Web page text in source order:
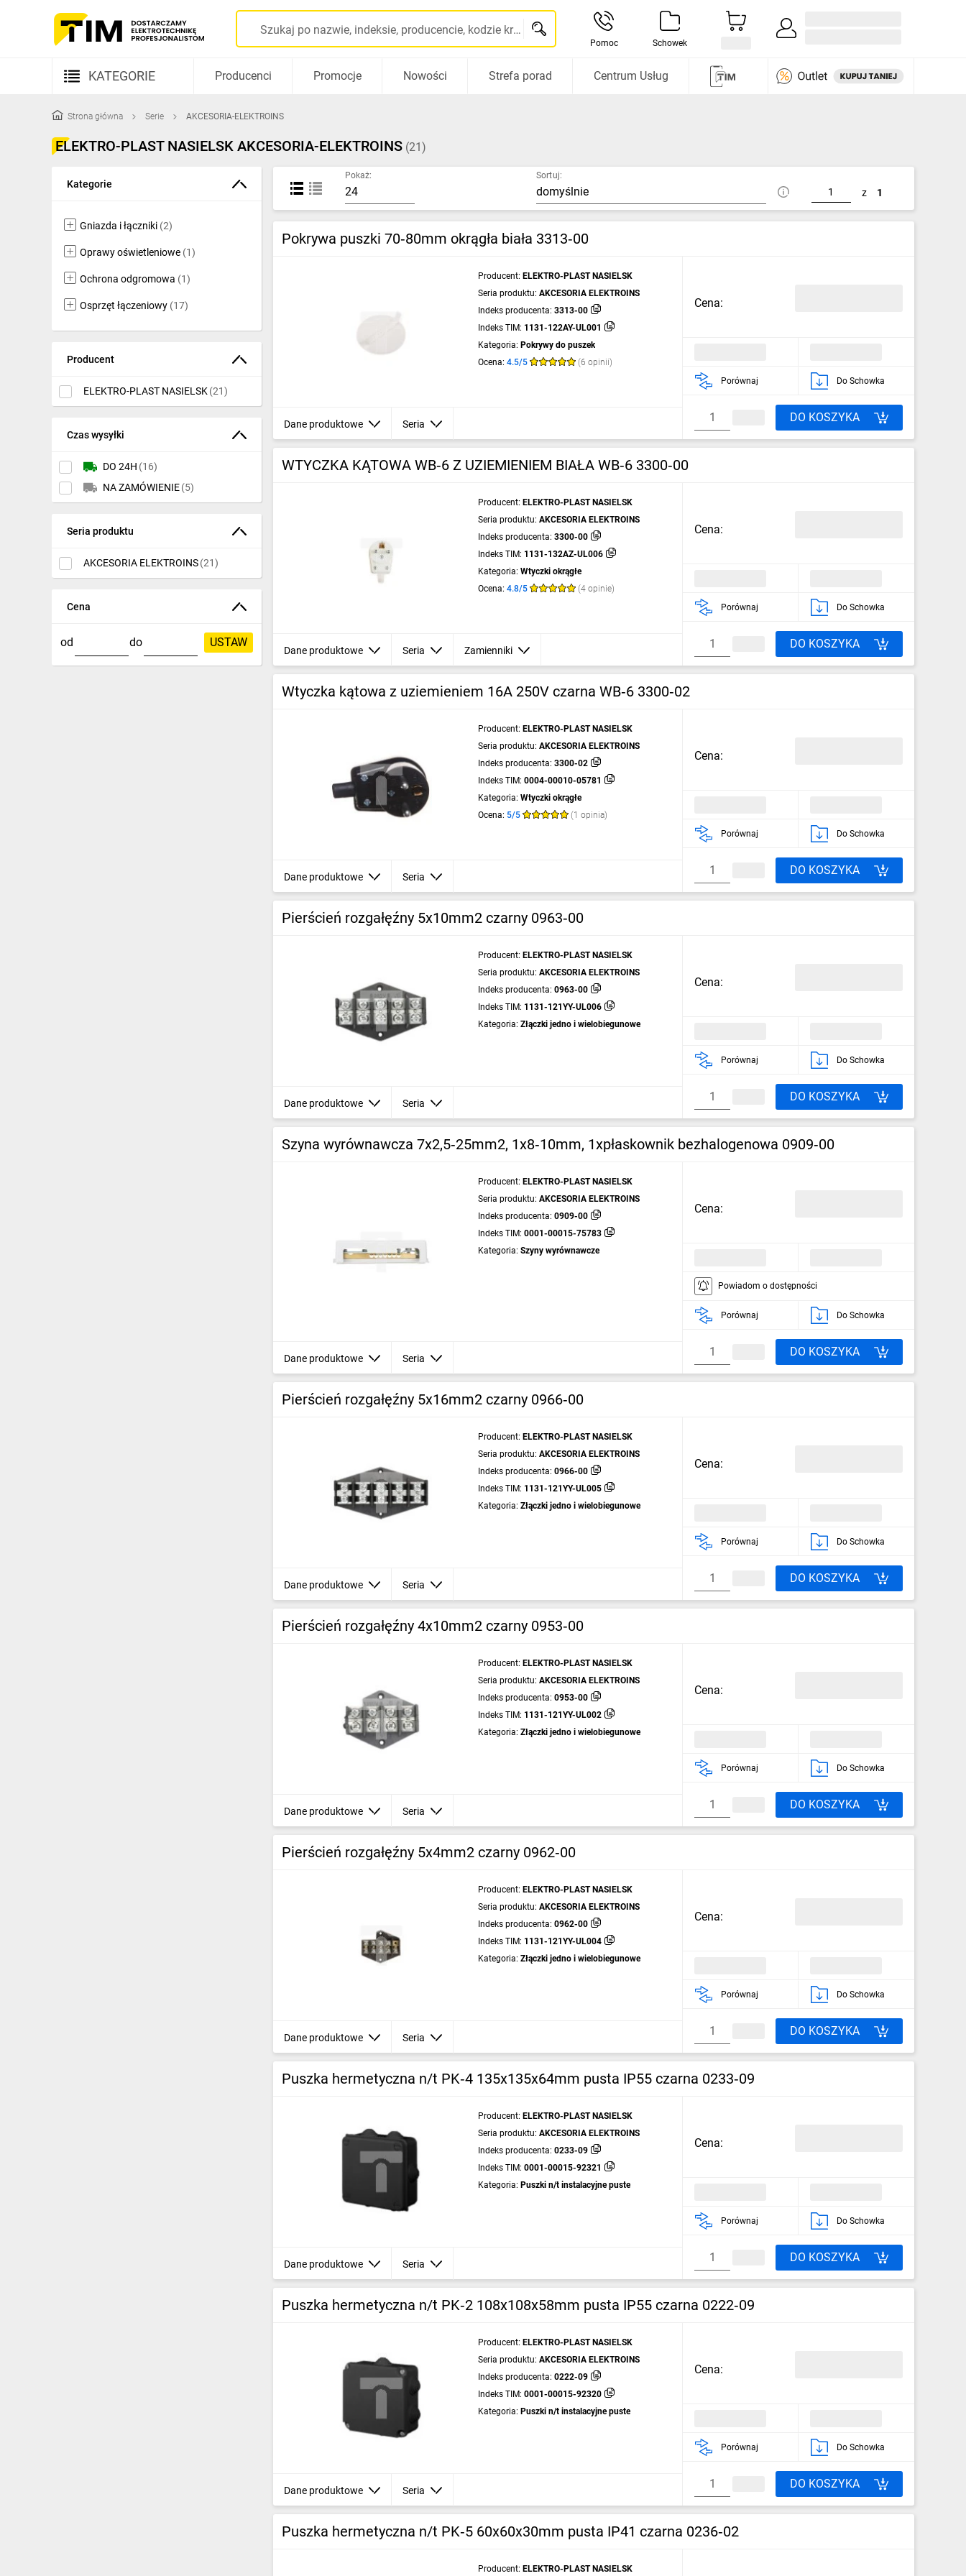
Szukaj po nazwie, indeksie, producencie, kodzie kreskowym...
Pomoc Schowek
KATEGORIE
Kable i przewody
Fotowoltaika
Gniazda i łączniki
Źródła światła
Oprawy oświetleniowe
Pompy ciepła
Osprzęt łączeniowy
Domofony i dzwonki
Napędy elektryczne
Pneumatyka
IT, GSM
Producenci Promocje Nowości Strefa porad Centrum Usług
Strona główna Serie AKCESORIA-ELEKTROINS
ELEKTRO-PLAST NASIELSK AKCESORIA-ELEKTROINS (21)
Kategorie
Gniazda i łączniki (2)
Oprawy oświetleniowe (1)
Ochrona odgromowa (1)
Osprzęt łączeniowy (17)
Producent
ELEKTRO-PLAST NASIELSK(21)
Czas wysyłki
DO 24H (16)
NA ZAMÓWIENIE(5)
Seria produktu
AKCESORIA ELEKTROINS(21)
Cena
od do USTAW
Pokaż: Sortuj:
z 1
Pokrywa puszki 70‑80mm okrągła biała 3313‑00
Producent: ELEKTRO-PLAST NASIELSK
Seria produktu: AKCESORIA ELEKTROINS
Indeks producenta: 3313-00
Indeks TIM: 1131-122AY-UL001
Kategoria: Pokrywy do puszek
Ocena: 4.5/5 (6 opinii)
Dane produktowe Seria
Cena:
Porównaj Do Schowka
DO KOSZYKA
WTYCZKA KĄTOWA WB‑6 Z UZIEMIENIEM BIAŁA WB‑6 3300‑00
Producent: ELEKTRO-PLAST NASIELSK
Seria produktu: AKCESORIA ELEKTROINS
Indeks producenta: 3300-00
Indeks TIM: 1131-132AZ-UL006
Kategoria: Wtyczki okrągłe
Ocena: 4.8/5 (4 opinie)
Dane produktowe Seria Zamienniki
Cena:
Porównaj Do Schowka
DO KOSZYKA
Wtyczka kątowa z uziemieniem 16A 250V czarna WB‑6 3300‑02
Producent: ELEKTRO-PLAST NASIELSK
Seria produktu: AKCESORIA ELEKTROINS
Indeks producenta: 3300-02
Indeks TIM: 0004-00010-05781
Kategoria: Wtyczki okrągłe
Ocena: 5/5 (1 opinia)
Dane produktowe Seria
Cena:
Porównaj Do Schowka
DO KOSZYKA
Pierścień rozgałęźny 5x10mm2 czarny 0963‑00
Producent: ELEKTRO-PLAST NASIELSK
Seria produktu: AKCESORIA ELEKTROINS
Indeks producenta: 0963-00
Indeks TIM: 1131-121YY-UL006
Kategoria: Złączki jedno i wielobiegunowe
Dane produktowe Seria
Cena:
Porównaj Do Schowka
DO KOSZYKA
Szyna wyrównawcza 7x2,5‑25mm2, 1x8‑10mm, 1xpłaskownik bezhalogenowa 0909‑00
Producent: ELEKTRO-PLAST NASIELSK
Seria produktu: AKCESORIA ELEKTROINS
Indeks producenta: 0909-00
Indeks TIM: 0001-00015-75783
Kategoria: Szyny wyrównawcze
Dane produktowe Seria
Cena:
Powiadom o dostępności
Porównaj Do Schowka
DO KOSZYKA
Pierścień rozgałęźny 5x16mm2 czarny 0966‑00
Producent: ELEKTRO-PLAST NASIELSK
Seria produktu: AKCESORIA ELEKTROINS
Indeks producenta: 0966-00
Indeks TIM: 1131-121YY-UL005
Kategoria: Złączki jedno i wielobiegunowe
Dane produktowe Seria
Cena:
Porównaj Do Schowka
DO KOSZYKA
Pierścień rozgałęźny 4x10mm2 czarny 0953‑00
Producent: ELEKTRO-PLAST NASIELSK
Seria produktu: AKCESORIA ELEKTROINS
Indeks producenta: 0953-00
Indeks TIM: 1131-121YY-UL002
Kategoria: Złączki jedno i wielobiegunowe
Dane produktowe Seria
Cena:
Porównaj Do Schowka
DO KOSZYKA
Pierścień rozgałęźny 5x4mm2 czarny 0962‑00
Producent: ELEKTRO-PLAST NASIELSK
Seria produktu: AKCESORIA ELEKTROINS
Indeks producenta: 0962-00
Indeks TIM: 1131-121YY-UL004
Kategoria: Złączki jedno i wielobiegunowe
Dane produktowe Seria
Cena:
Porównaj Do Schowka
DO KOSZYKA
Puszka hermetyczna n/t PK‑4 135x135x64mm pusta IP55 czarna 0233‑09
Producent: ELEKTRO-PLAST NASIELSK
Seria produktu: AKCESORIA ELEKTROINS
Indeks producenta: 0233-09
Indeks TIM: 0001-00015-92321
Kategoria: Puszki n/t instalacyjne puste
Dane produktowe Seria
Cena:
Porównaj Do Schowka
DO KOSZYKA
Puszka hermetyczna n/t PK‑2 108x108x58mm pusta IP55 czarna 0222‑09
Producent: ELEKTRO-PLAST NASIELSK
Seria produktu: AKCESORIA ELEKTROINS
Indeks producenta: 0222-09
Indeks TIM: 0001-00015-92320
Kategoria: Puszki n/t instalacyjne puste
Dane produktowe Seria
Cena:
Porównaj Do Schowka
DO KOSZYKA
Puszka hermetyczna n/t PK‑5 60x60x30mm pusta IP41 czarna 0236‑02
Producent: ELEKTRO-PLAST NASIELSK